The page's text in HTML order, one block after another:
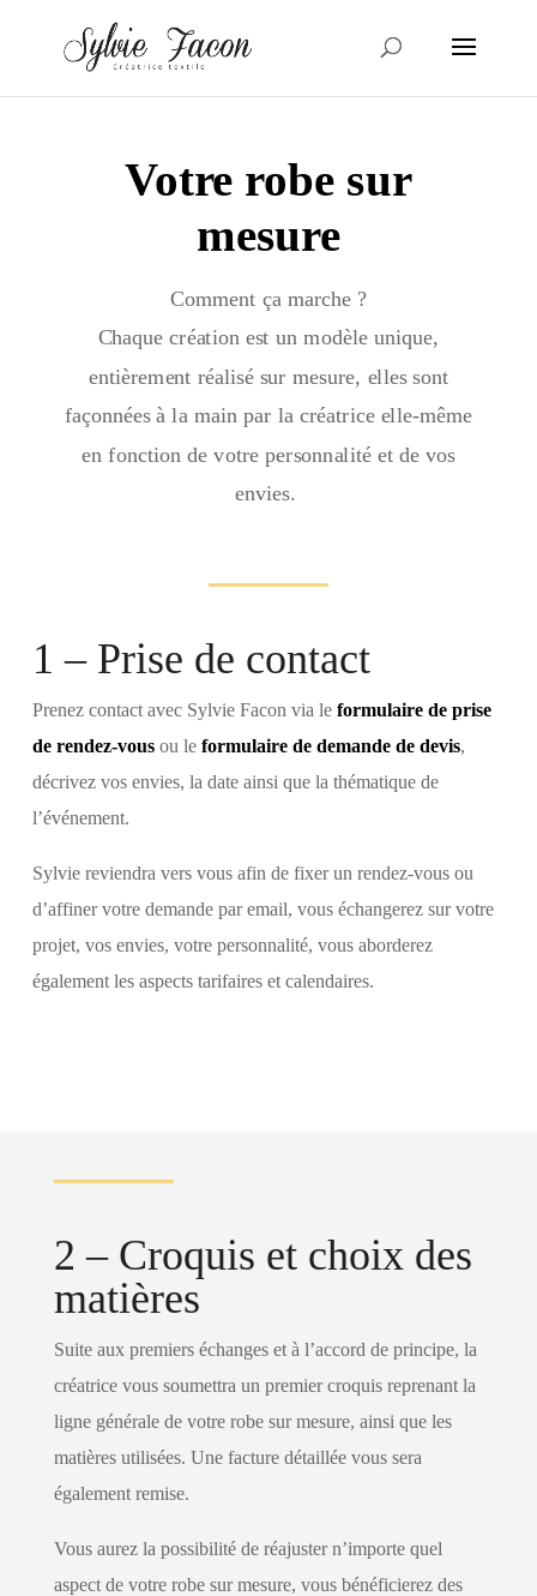
Votre robe sur
mesure
Comment ça marche ?
Chaque création est un modèle unique,
entièrement réalisé sur mesure, elles sont
façonnées à la main par la créatrice elle-même
en fonction de votre personnalité et de vos
envies.
1 – Prise de contact
Prenez contact avec Sylvie Facon via le formulaire de prise
de rendez-vousou le formulaire de demande de devis,
décrivez vos envies, la date ainsi que la thématique de
l’événement.
Sylvie reviendra vers vous afin de fixer un rendez-vous ou
d’affiner votre demande par email, vous échangerez sur votre
projet, vos envies, votre personnalité, vous aborderez
également les aspects tarifaires et calendaires.
2 – Croquis et choix des
matières
Suite aux premiers échanges et à l’accord de principe, la
créatrice vous soumettra un premier croquis reprenant la
ligne générale de votre robe sur mesure, ainsi que les
matières utilisées. Une facture détaillée vous sera
également remise.
Vous aurez la possibilité de réajuster n’importe quel
aspect de votre robe sur mesure, vous bénéficierez des